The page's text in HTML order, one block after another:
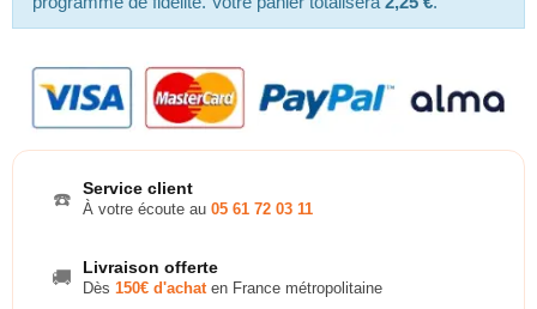
☎️ Service client
À votre écoute au 05 61 72 03 11
🚚 Livraison offerte
Dès 150€ d'achaten France métropolitaine